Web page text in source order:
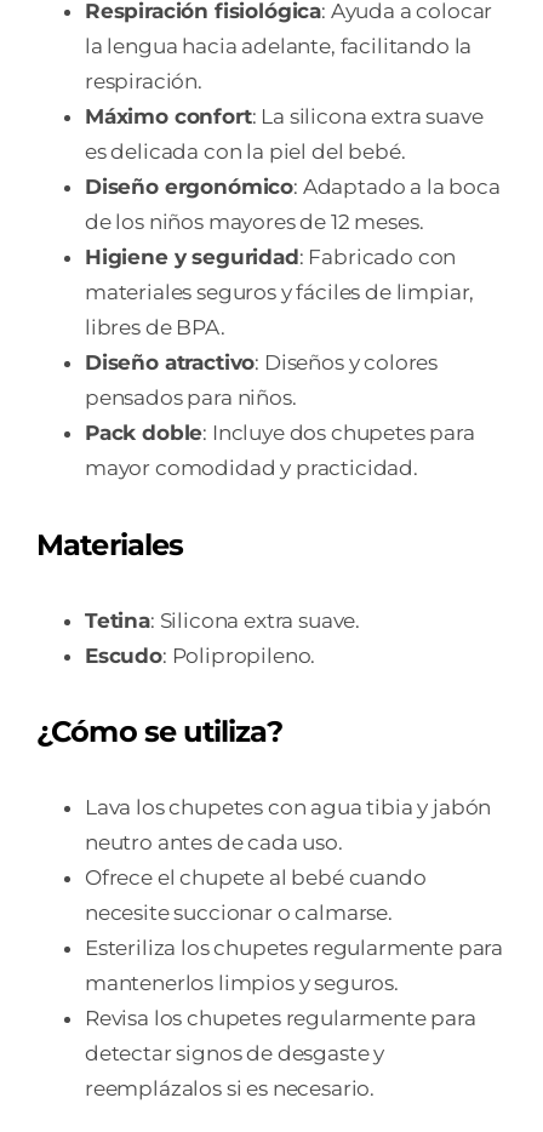
Respiración fisiológica: Ayuda a colocar
la lengua hacia adelante, facilitando la
respiración.
Máximo confort: La silicona extra suave
es delicada con la piel del bebé.
Diseño ergonómico: Adaptado a la boca
de los niños mayores de 12 meses.
Higiene y seguridad: Fabricado con
materiales seguros y fáciles de limpiar,
libres de BPA.
Diseño atractivo: Diseños y colores
pensados para niños.
Pack doble: Incluye dos chupetes para
mayor comodidad y practicidad.
Materiales
Tetina: Silicona extra suave.
Escudo: Polipropileno.
¿Cómo se utiliza?
Lava los chupetes con agua tibia y jabón
neutro antes de cada uso.
Ofrece el chupete al bebé cuando
necesite succionar o calmarse.
Esteriliza los chupetes regularmente para
mantenerlos limpios y seguros.
Revisa los chupetes regularmente para
detectar signos de desgaste y
reemplázalos si es necesario.